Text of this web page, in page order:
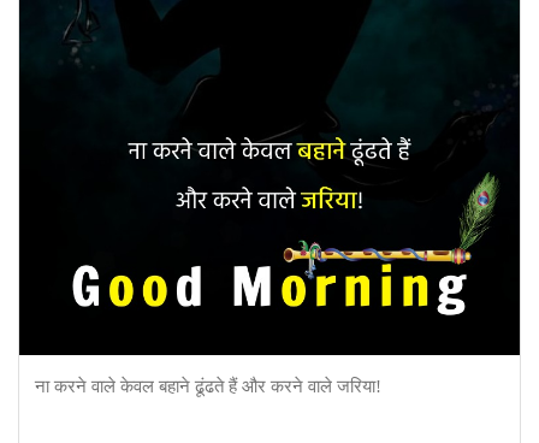
ना करने वाले केवल बहाने ढूंढते हैं और करने वाले जरिया!